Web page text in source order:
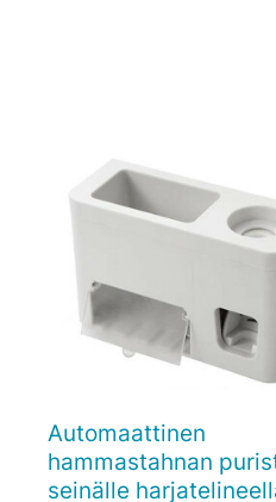
 Pikakatselu
Automaattinen
hammastahnan
seinälle